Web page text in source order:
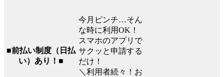
■前払い制度（日払
い）あり！■
今月ピンチ…そん
な時に利用OK！
スマホのアプリで
サクッと申請する
だけ！
＼利用者続々！お